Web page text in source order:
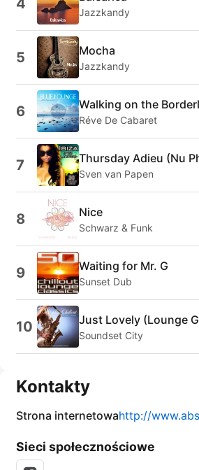
4 Jazzkandy
5 Mocha
Jazzkandy
6 Walking on the
Réve De Cabaret
7 Thursday Adieu (Nu
Sven van Papen
8 Nice
Schwarz & Funk
9 Waiting for Mr. G
Sunset Dub
10 Just Lovely (Lounge
Soundset City
Kontakty
Strona internetowahttp://
Sieci społecznościowe